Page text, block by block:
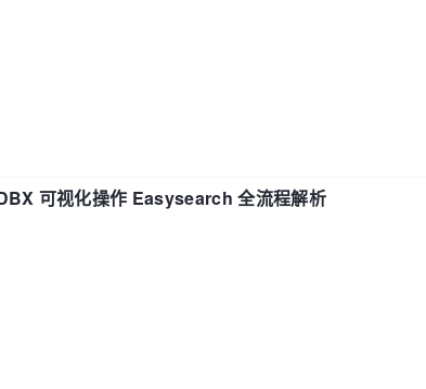
可视化操作 Easysearch 全流程解析